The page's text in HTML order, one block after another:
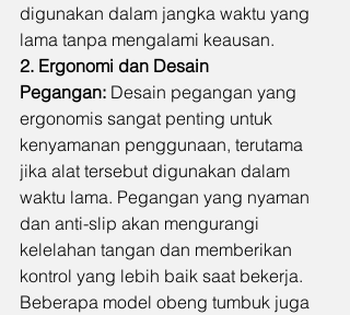
digunakan dalam jangka waktu yang
lama tanpa mengalami keausan.
2. Ergonomi dan Desain
Pegangan: Desain pegangan yang
ergonomis sangat penting untuk
kenyamanan penggunaan, terutama
jika alat tersebut digunakan dalam
waktu lama. Pegangan yang nyaman
dan anti-slip akan mengurangi
kelelahan tangan dan memberikan
kontrol yang lebih baik saat bekerja.
Beberapa model obeng tumbuk juga